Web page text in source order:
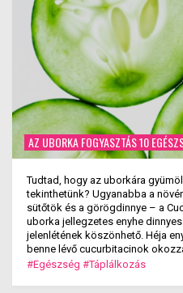
AZ UBORKA FOGYASZTÁS 10
Tudtad, hogy az uborkára
tekinthetünk? Ugyanabba a
sütőtök és a görögdinnye – a
uborka jellegzetes enyhe
jelenlétének köszönhető. Héja
benne lévő cucurbitacinok
#Egészség #Táplálkozás